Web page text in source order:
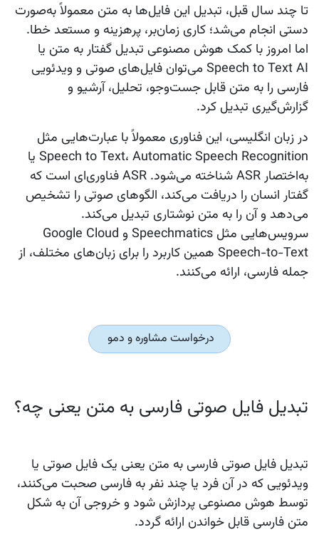
تا چند سال قبل، تبدیل این فایل‌ها به متن معمولاً به‌صورت
دستی انجام می‌شد؛ کاری زمان‌بر، پرهزینه و مستعد خطا.
اما امروز با کمک هوش مصنوعی تبدیل گفتار به متن یا
Speech to Text AI می‌توان فایل‌های صوتی و ویدئویی
فارسی را به متن قابل جست‌وجو، تحلیل، آرشیو و
گزارش‌گیری تبدیل کرد.
در زبان انگلیسی، این فناوری معمولاً با عبارت‌هایی مثل
Speech to Text، Automatic Speech Recognition
یا
به‌اختصارASR
شناخته می‌شود. ASR فناوری‌ای است که
گفتار انسان را دریافت می‌کند، الگوهای صوتی را تشخیص
می‌دهد و آن را به متن نوشتاری تبدیل می‌کند.
سرویس‌هایی مثل Speechmatics و Google Cloud
Speech-to-Text همین کاربرد را برای زبان‌های مختلف، از
جمله فارسی، ارائه می‌کنند.
درخواست مشاوره و دمو
تبدیل فایل صوتی فارسی به متن یعنی چه؟
تبدیل فایل صوتی فارسی به متن یعنی یک فایل صوتی یا
ویدئویی که در آن فرد یا چند نفر به فارسی صحبت می‌کنند،
توسط هوش مصنوعی پردازش شود و خروجی آن به شکل
متن فارسی قابل خواندن ارائه گردد.